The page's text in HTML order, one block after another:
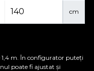
cm
1,4 m. În configurator puteți
poate fi ajustat și